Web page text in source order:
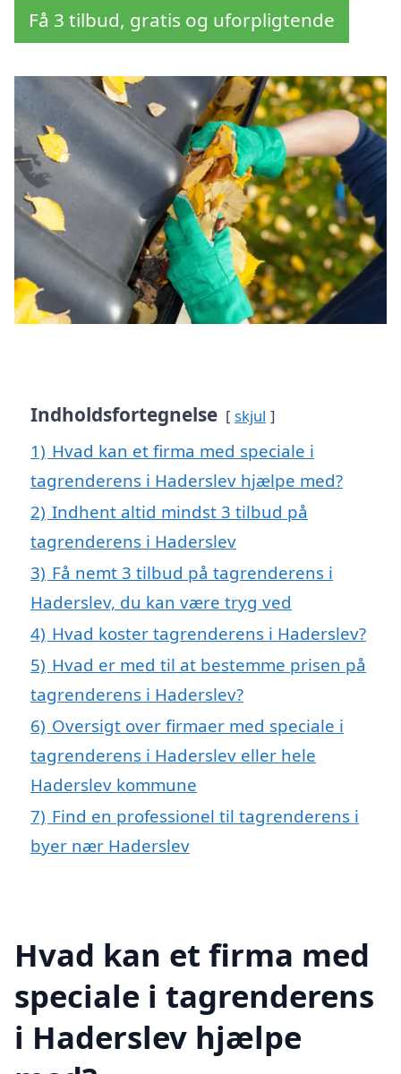
Få 3 tilbud, gratis og uforpligtende
Indholdsfortegnelse skjul
1) Hvad kan et firma med speciale i
tagrenderens i Haderslev hjælpe med?
2) Indhent altid mindst 3 tilbud på
tagrenderens i Haderslev
3) Få nemt 3 tilbud på tagrenderens i
Haderslev, du kan være tryg ved
4) Hvad koster tagrenderens i Haderslev?
5) Hvad er med til at bestemme prisen på
tagrenderens i Haderslev?
6) Oversigt over firmaer med speciale i
tagrenderens i Haderslev eller hele
Haderslev kommune
7) Find en professionel til tagrenderens i
byer nær Haderslev
Hvad kan et firma med
speciale i tagrenderens
i Haderslev hjælpe